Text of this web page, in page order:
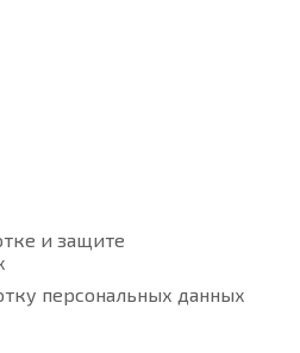
и защите
персональных данных